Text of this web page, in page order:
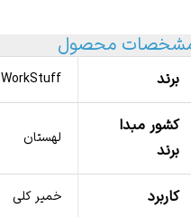
محصول
برند WorkStuff
کشور مبدا
برند
لهستان
کاربرد خمیر کلی